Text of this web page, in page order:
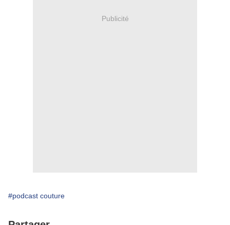
Publicité
#podcast couture